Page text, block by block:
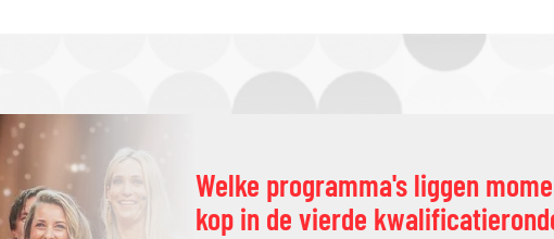
Welke programma's liggen
kop in de vierde